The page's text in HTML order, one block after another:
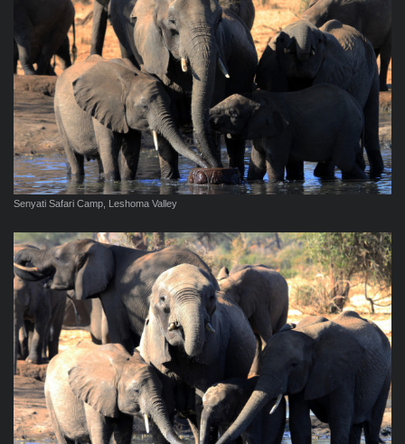
Senyati Safari Camp, Leshoma Valley